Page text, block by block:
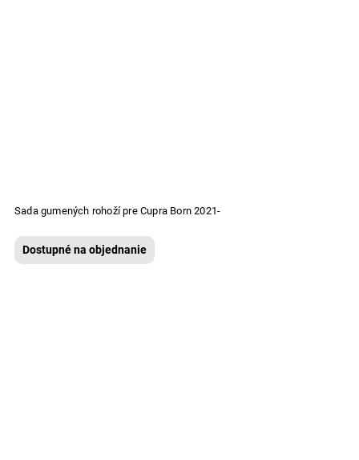
Sada gumených rohoží pre Cupra Born 2021-
Dostupné na objednanie